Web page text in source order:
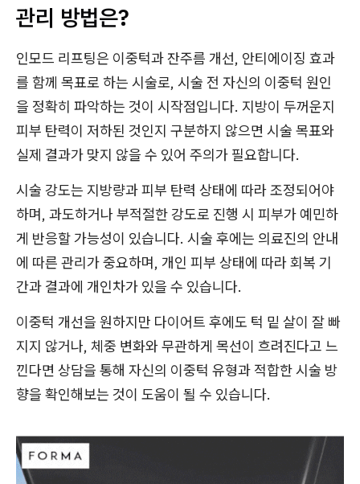
관리 방법은?
인모드 리프팅은 이중턱과 잔주름 개선, 안티에이징 효과
를 함께 목표로 하는 시술로, 시술 전 자신의 이중턱 원인
을 정확히 파악하는 것이 시작점입니다. 지방이 두꺼운지
피부 탄력이 저하된 것인지 구분하지 않으면 시술 목표와
실제 결과가 맞지 않을 수 있어 주의가 필요합니다.
시술 강도는 지방량과 피부 탄력 상태에 따라 조정되어야
하며, 과도하거나 부적절한 강도로 진행 시 피부가 예민하
게 반응할 가능성이 있습니다. 시술 후에는 의료진의 안내
에 따른 관리가 중요하며, 개인 피부 상태에 따라 회복 기
간과 결과에 개인차가 있을 수 있습니다.
이중턱 개선을 원하지만 다이어트 후에도 턱 밑 살이 잘 빠
지지 않거나, 체중 변화와 무관하게 목선이 흐려진다고 느
낀다면 상담을 통해 자신의 이중턱 유형과 적합한 시술 방
향을 확인해보는 것이 도움이 될 수 있습니다.